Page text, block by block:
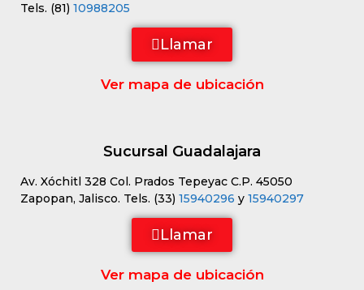
Tels. (81) 10988205
Llamar
Ver mapa de ubicación
Sucursal Guadalajara
Av. Xóchitl 328 Col. Prados Tepeyac C.P. 45050
Zapopan, Jalisco. Tels. (33) 15940296 y 15940297
Llamar
Ver mapa de ubicación